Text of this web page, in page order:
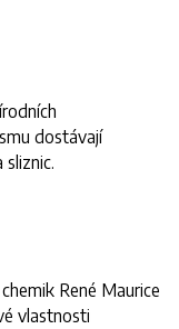
dostávají
René Maurice
vlastnosti